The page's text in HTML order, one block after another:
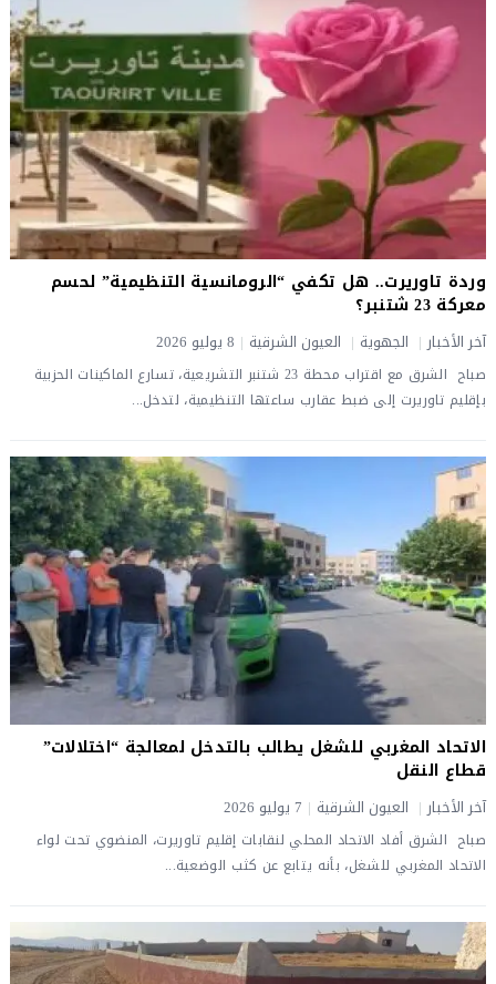
وردة تاوريرت.. هل تكفي “الرومانسية التنظيمية” لحسم
معركة 23 شتنبر؟
آخر الأخبار الجهوية العيون الشرقية 8 يوليو 2026
صباح الشرق ​مع اقتراب محطة 23 شتنبر التشريعية، تسارع الماكينات الحزبية
بإقليم تاوريرت إلى ضبط عقارب ساعتها التنظيمية، لتدخل...
الاتحاد المغربي للشغل يطالب بالتدخل لمعالجة “اختلالات”
قطاع النقل
آخر الأخبار العيون الشرقية 7 يوليو 2026
صباح الشرق أفاد الاتحاد المحلي لنقابات إقليم تاوريرت، المنضوي تحت لواء
الاتحاد المغربي للشغل، بأنه يتابع عن كثب الوضعية...